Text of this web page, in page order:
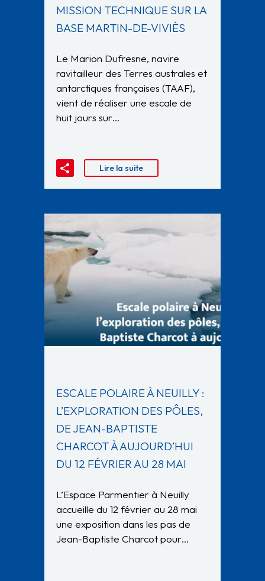
MISSION TECHNIQUE SUR LA
BASE MARTIN-DE-VIVIÈS
Le Marion Dufresne, navire
ravitailleur des Terres australes et
antarctiques françaises (TAAF),
vient de réaliser une escale de
huit jours sur…
Lire la suite
ESCALE POLAIRE À NEUILLY :
L’EXPLORATION DES PÔLES,
DE JEAN-BAPTISTE
CHARCOT À AUJOURD’HUI
DU 12 FÉVRIER AU 28 MAI
L’Espace Parmentier à Neuilly
accueille du 12 février au 28 mai
une exposition dans les pas de
Jean-Baptiste Charcot pour…